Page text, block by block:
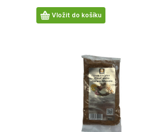
Počet
produktů
Vložit do košíku